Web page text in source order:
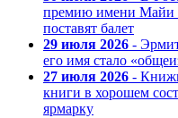
премию имени Майи
поставят балет
29 июля 2026 -
его имя стало
27 июля 2026 -
книги в хорошем
ярмарку